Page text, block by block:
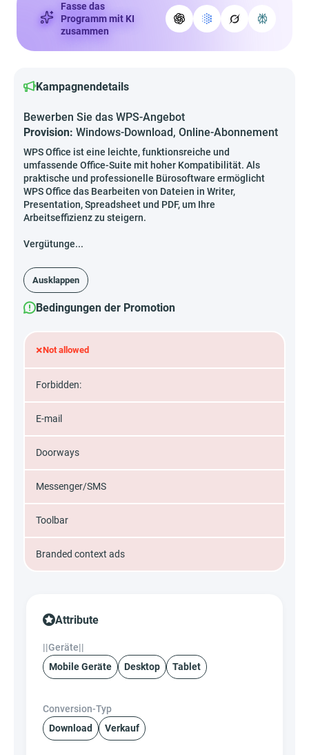
Fasse das
Programm mit KI
zusammen
Kampagnendetails
Bewerben Sie das WPS-Angebot
Provision: Windows-Download, Online-Abonnement
WPS Office ist eine leichte, funktionsreiche und
umfassende Office-Suite mit hoher Kompatibilität. Als
praktische und professionelle Bürosoftware ermöglicht
WPS Office das Bearbeiten von Dateien in Writer,
Presentation, Spreadsheet und PDF, um Ihre
Arbeitseffizienz zu steigern.
Vergütunge...
Ausklappen
Bedingungen der Promotion
×Not allowed
Forbidden:
E-mail
Doorways
Messenger/SMS
Toolbar
Branded context ads
Attribute
||Geräte||
Mobile Geräte
Desktop Tablet
Conversion-Typ
Download
Verkauf